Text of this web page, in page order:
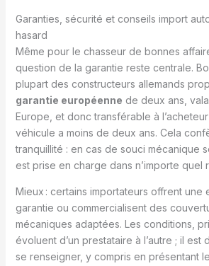
Garanties, sécurité et conseils import
hasard
Même pour le chasseur de bonnes
question de la garantie reste centrale.
plupart des constructeurs allemands
garantie européenne de deux ans,
Europe, et donc transférable à
véhicule a moins de deux ans. Cela
tranquillité : en cas de souci mécanique
est prise en charge dans n’importe quel
Mieux : certains importateurs offrent une
garantie ou commercialisent des
mécaniques adaptées. Les conditions,
évoluent d’un prestataire à l’autre ; il est
se renseigner, y compris en présentant